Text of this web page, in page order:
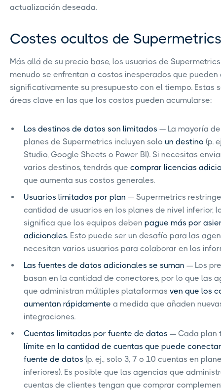
actualización deseada.
Costes ocultos de
Más allá de su precio base, los usuarios de
menudo se enfrentan a costos inesperados que
significativamente su presupuesto con el tiempo. Estas
áreas clave en las que los costos pueden acumularse:
Los destinos de datos son limitados — La mayoría
planes de Supermetrics incluyen solo un destino (p.
Studio, Google Sheets o Power BI). Si necesitas
varios destinos, tendrás que comprar licencias
que aumenta sus costos generales.
Usuarios limitados por plan — Supermetrics
cantidad de usuarios en los planes de nivel inferior,
significa que los equipos deben pague más por
adicionales. Esto puede ser un desafío para las
necesitan varios usuarios para colaborar en los
Las fuentes de datos adicionales se suman — Los
basan en la cantidad de conectores, por lo que las
que administran múltiples plataformas ven que los
aumentan rápidamente a medida que añaden
integraciones.
Cuentas limitadas por fuente de datos — Cada plan
límite en la cantidad de cuentas que puede
fuente de datos (p. ej., solo 3, 7 o 10 cuentas en
inferiores). Es posible que las agencias que
cuentas de clientes tengan que comprar